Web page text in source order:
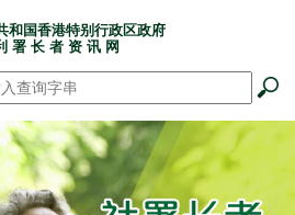
和国香港特别行政区政府
署 长 者 资 讯 网
*